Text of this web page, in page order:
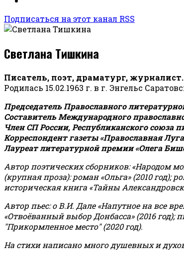
Подписаться на этот канал RSS
Светлана Тишкина
Писатель, поэт, драматург, журналист.
Родилась 15.02.1963 г. в г. Энгельс
Председатель Православного
Составитель Международного
Член СП России, Республиканского союза
Корреспондент газеты «Православная
Лауреат литературной премии «Олега
Автор поэтических сборников: «Народом
(крупная проза): роман «Ольга» (2010 год);
историческая книга «Тайны
Автор пьес: о В.И. Дале «Напутное на все
«Отвоёванный выбор Донбасса» (2016 год);
"Прикормленное место" (2020 год).
На стихи написано много душевных и